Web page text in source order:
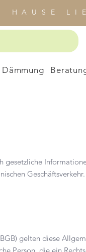
Dämmung
gesetzliche
Geschäftsverkehr.
gelten diese